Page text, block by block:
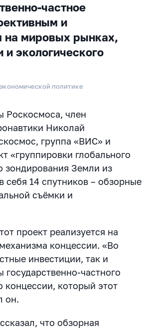
частное
и
на мировых рынках,
и экологического
политике
Роскосмоса, член
Николай
группа «ВИС» и
«группировки глобального
зондирования Земли из
себя 14 спутников – обзорные
съёмки и
проект реализуется на
концессии. «Во
инвестиции, так и
частного
концессии, который этот
он.
что обзорная